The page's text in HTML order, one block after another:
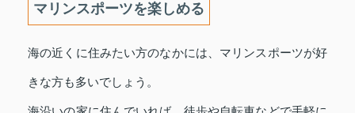
マリンスポーツを楽しめる
海の近くに住みたい方のなかには、マリンスポーツが好
きな方も多いでしょう。